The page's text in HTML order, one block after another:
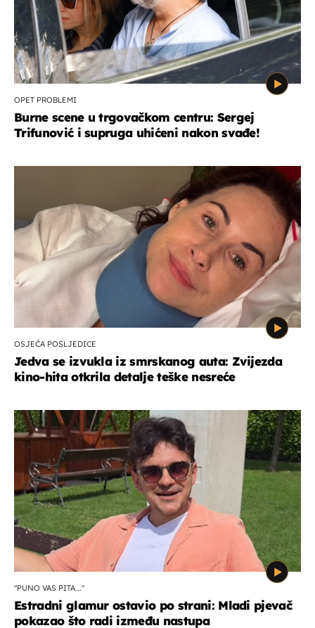
OPET PROBLEMI
Burne scene u trgovačkom centru: Sergej
Trifunović i supruga uhićeni nakon svađe!
OSJEĆA POSLJEDICE
Jedva se izvukla iz smrskanog auta: Zvijezda
kino-hita otkrila detalje teške nesreće
"PUNO VAS PITA..."
Estradni glamur ostavio po strani: Mladi pjevač
pokazao što radi između nastupa